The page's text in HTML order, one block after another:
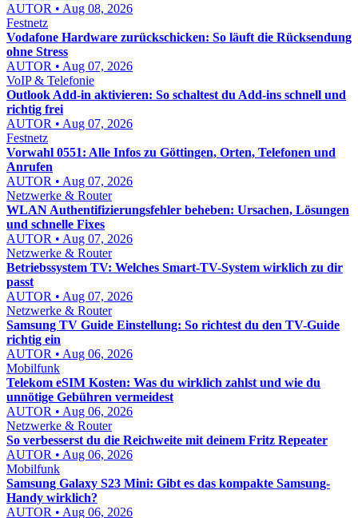
AUTOR • Aug 08, 2026
Festnetz
Vodafone Hardware zurückschicken: So läuft die Rücksendung
ohne Stress
AUTOR • Aug 07, 2026
VoIP & Telefonie
Outlook Add-in aktivieren: So schaltest du Add-ins schnell und
richtig frei
AUTOR • Aug 07, 2026
Festnetz
Vorwahl 0551: Alle Infos zu Göttingen, Orten, Telefonen und
Anrufen
AUTOR • Aug 07, 2026
Netzwerke & Router
WLAN Authentifizierungsfehler beheben: Ursachen, Lösungen
und schnelle Fixes
AUTOR • Aug 07, 2026
Netzwerke & Router
Betriebssystem TV: Welches Smart-TV-System wirklich zu dir
passt
AUTOR • Aug 07, 2026
Netzwerke & Router
Samsung TV Guide Einstellung: So richtest du den TV-Guide
richtig ein
AUTOR • Aug 06, 2026
Mobilfunk
Telekom eSIM Kosten: Was du wirklich zahlst und wie du
unnötige Gebühren vermeidest
AUTOR • Aug 06, 2026
Netzwerke & Router
So verbesserst du die Reichweite mit deinem Fritz Repeater
AUTOR • Aug 06, 2026
Mobilfunk
Samsung Galaxy S23 Mini: Gibt es das kompakte Samsung-
Handy wirklich?
AUTOR • Aug 06, 2026